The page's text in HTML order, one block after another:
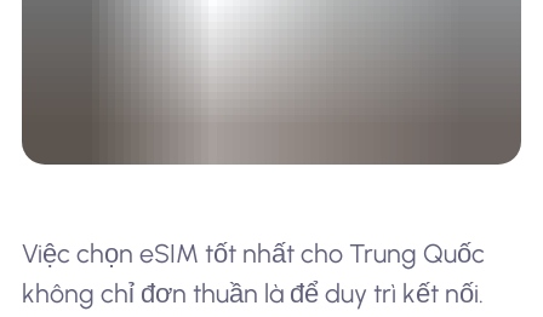
Việc chọn eSIM tốt nhất cho Trung Quốc
không chỉ đơn thuần là để duy trì kết nối.